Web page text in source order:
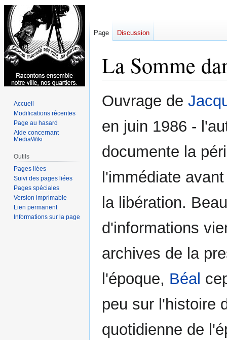
La Somme
Aller
à
navigation
Aller
à
recherche
Ouvrage de
en juin 1986 -
documente la
l'immédiate
la libération.
d'informations
archives de la
l'époque, Béal
peu sur l'histoire
quotidienne de
Page Discussion
Accueil
Modifications récentes
Page au hasard
Aide concernant
MediaWiki
Outils
Pages liées
Suivi des pages liées
Pages spéciales
Version imprimable
Lien permanent
Informations sur la page